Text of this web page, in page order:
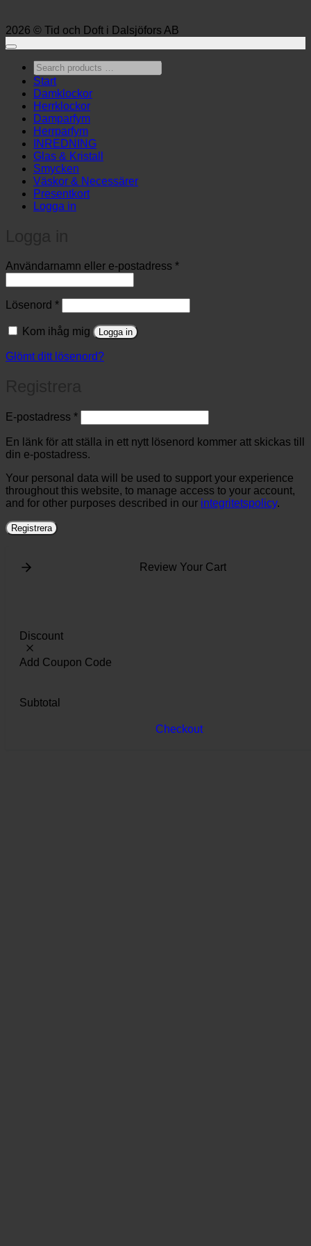
2026 © Tid och Doft i Dalsjöfors AB
Search
products
…
Start
Damklockor
Herrklockor
Damparfym
Herrparfym
INREDNING
Glas & Kristall
Smycken
Väskor & Necessärer
Presentkort
Logga in
Användarnamn eller e-postadress *Obligatoriskt
Lösenord *Obligatoriskt
Kom ihåg mig Logga in
Glömt ditt lösenord?
E-postadress *Obligatoriskt
En länk för att ställa in ett nytt lösenord kommer att skickas till
din e-postadress.
Your personal data will be used to support your experience
throughout this website, to manage access to your account,
and for other purposes described in our integritetspolicy.
Registrera
Review Your Cart
Discount
Add Coupon Code
Subtotal
Checkout